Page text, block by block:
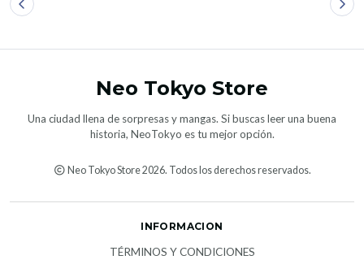
Neo Tokyo Store
Una ciudad llena de sorpresas y mangas. Si buscas leer una buena
historia, NeoTokyo es tu mejor opción.
Neo Tokyo Store 2026. Todos los derechos reservados.
INFORMACION
TÉRMINOS Y CONDICIONES